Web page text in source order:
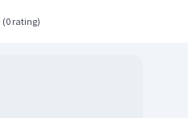
(0 rating)